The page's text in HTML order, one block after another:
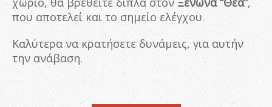
που αποτελεί και το σημείο ελέγχου.
Καλύτερα να κρατήσετε δυνάμεις, για αυτήν
την ανάβαση.